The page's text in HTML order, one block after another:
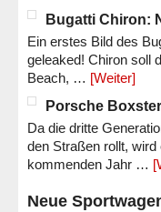
Bugatti Chiron:
Ein erstes Bild des
geleaked! Chiron soll
Beach, … [Weiter]
Porsche
Da die dritte
den Straßen rollt,
kommenden Jahr …
Neue